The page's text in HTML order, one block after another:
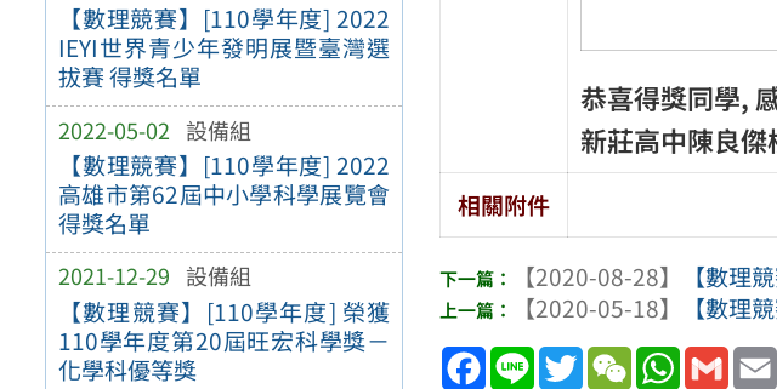
【數理競賽】[110學年度] 2022
IEYI世界青少年發明展暨臺灣選
拔賽 得獎名單
2022-05-02 設備組
【數理競賽】[110學年度] 2022
高雄市第62屆中小學科學展覽會
得獎名單
2021-12-29 設備組
【數理競賽】[110學年度] 榮獲
110學年度第20屆旺宏科學獎－
化學科優等獎
恭喜得獎同學,
新莊高中陳良
相關附件
【2020-08-28】
【數理
【2020-05-18】
【數理
Facebook
Line TwitterWeChatWhatsApp
Gmail